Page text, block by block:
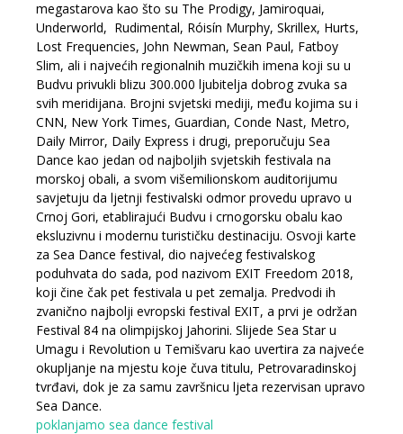
megastarova kao što su The Prodigy, Jamiroquai,
Underworld, Rudimental, Róisín Murphy, Skrillex, Hurts,
Lost Frequencies, John Newman, Sean Paul, Fatboy
Slim, ali i najvećih regionalnih muzičkih imena koji su u
Budvu privukli blizu 300.000 ljubitelja dobrog zvuka sa
svih meridijana. Brojni svjetski mediji, među kojima su i
CNN, New York Times, Guardian, Conde Nast, Metro,
Daily Mirror, Daily Express i drugi, preporučuju Sea
Dance kao jedan od najboljih svjetskih festivala na
morskoj obali, a svom višemilionskom auditorijumu
savjetuju da ljetnji festivalski odmor provedu upravo u
Crnoj Gori, etablirajući Budvu i crnogorsku obalu kao
eksluzivnu i modernu turističku destinaciju. Osvoji karte
za Sea Dance festival, dio najvećeg festivalskog
poduhvata do sada, pod nazivom EXIT Freedom 2018,
koji čine čak pet festivala u pet zemalja. Predvodi ih
zvanično najbolji evropski festival EXIT, a prvi je održan
Festival 84 na olimpijskoj Jahorini. Slijede Sea Star u
Umagu i Revolution u Temišvaru kao uvertira za najveće
okupljanje na mjestu koje čuva titulu, Petrovaradinskoj
tvrđavi, dok je za samu završnicu ljeta rezervisan upravo
Sea Dance.
poklanjamo sea dance festival